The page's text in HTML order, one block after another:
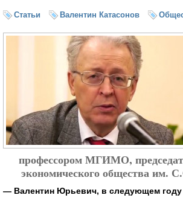
Статьи Валентин Катасонов
профессором МГИМО,
экономического общества им.
— Валентин Юрьевич, в следующем году